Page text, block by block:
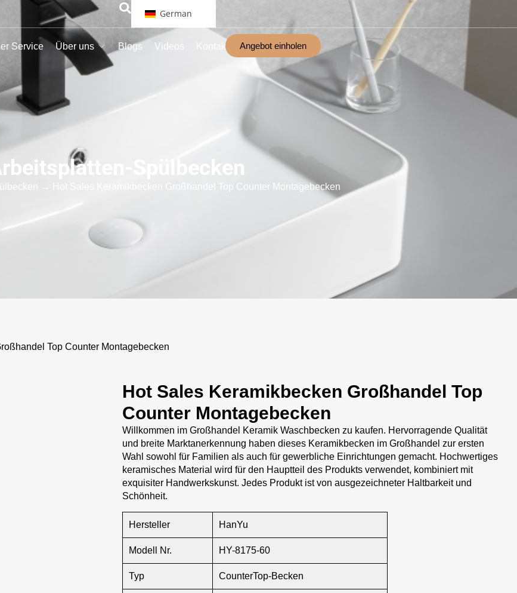
German
Service Über uns Blogs Videos Kontakt Angebot einholen
Spülbecken
→ Hot Sales Keramikbecken Großhandel Top Counter Montagebecken
Top Counter Montagebecken
Hot Sales Keramikbecken Großhandel Top
Counter Montagebecken
Willkommen im Großhandel Keramik Waschbecken zu kaufen. Hervorragende Qualität
und breite Marktanerkennung haben dieses Keramikbecken im Großhandel zur ersten
Wahl sowohl für Familien als auch für gewerbliche Einrichtungen gemacht. Hochwertiges
keramisches Material wird für den Hauptteil des Produkts verwendet, kombiniert mit
exquisiter Handwerkskunst. Jedes Produkt ist von ausgezeichneter Haltbarkeit und
Schönheit.
Hersteller HanYu
Modell Nr. HY-8175-60
Typ CounterTop-Becken